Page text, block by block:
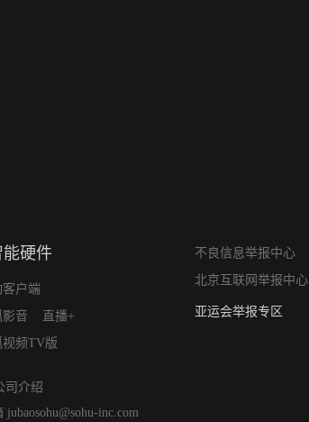
硬件
客户端
音
直播+
视频TV版
不良信息举报中心
北京互联网举报中心
算法推荐专项举报
亚运会举报专区
司介绍
jubaosohu@sohu-inc.com